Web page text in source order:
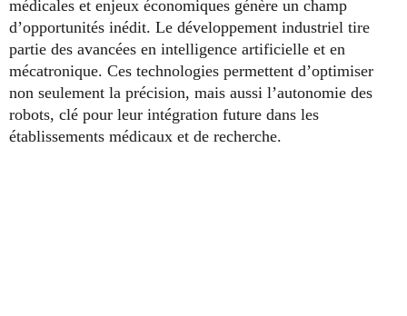
médicales et enjeux économiques génère un champ
d’opportunités inédit. Le développement industriel tire
partie des avancées en intelligence artificielle et en
mécatronique. Ces technologies permettent d’optimiser
non seulement la précision, mais aussi l’autonomie des
robots, clé pour leur intégration future dans les
établissements médicaux et de recherche.